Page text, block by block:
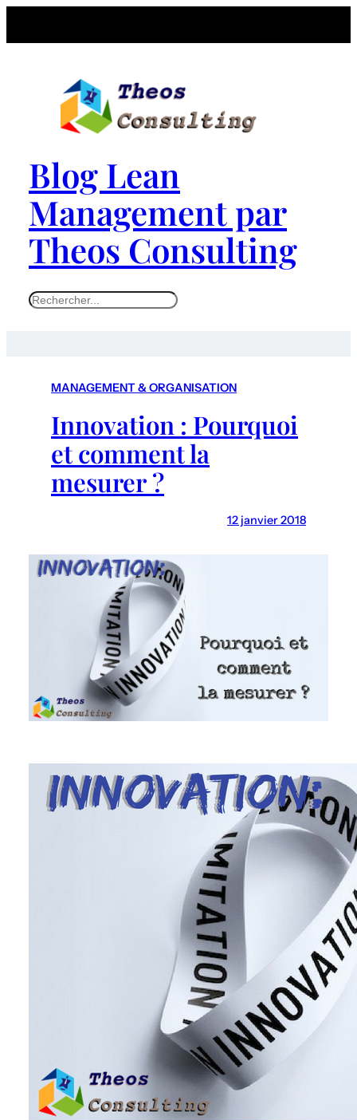
Blog Lean
Management par
Theos Consulting
S
MANAGEMENT & ORGANISATION
Innovation : Pourquoi
et comment la
mesurer ?
12 janvier 2018